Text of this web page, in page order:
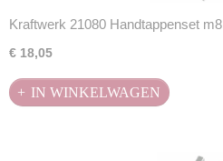
Kraftwerk 21080 Handtappenset m8
€ 18,05
IN WINKELWAGEN